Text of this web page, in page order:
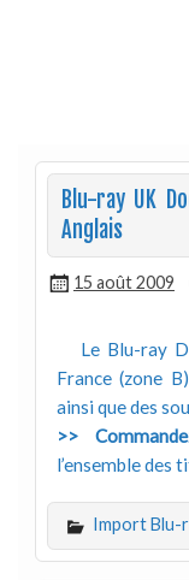
Blu-ray UK
Anglais
15 août 2009
Le Blu-ray
France (zone
ainsi que des
>>
l’ensemble des
Import Blu-